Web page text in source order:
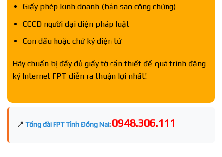
Giấy phép kinh doanh (bản sao công chứng)
CCCD người đại diện pháp luật
Con dấu hoặc chữ ký điện tử
Hãy chuẩn bị đầy đủ giấy tờ cần thiết để quá trình đăng
ký Internet FPT diễn ra thuận lợi nhất!
📍 Tổng đài FPT Tỉnh Đồng Nai: 0948.306.111